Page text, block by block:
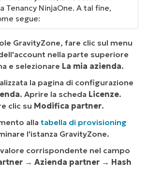
Tenancy NinjaOne. A tal fine,
segue:
GravityZone, fare clic sul menu
nella parte superiore
e selezionare La mia azienda.
la pagina di configurazione
. Aprire la scheda Licenze.
clic su Modifica partner.
alla tabella di provisioning
l'istanza GravityZone.
corrispondente nel campo
→ Azienda partner → Hash